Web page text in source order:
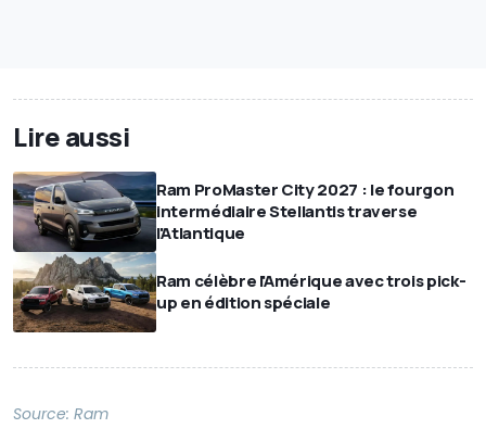
Lire aussi
Ram ProMaster City 2027 : le fourgon
intermédiaire Stellantis traverse
l'Atlantique
Ram célèbre l'Amérique avec trois pick-
up en édition spéciale
Source: Ram